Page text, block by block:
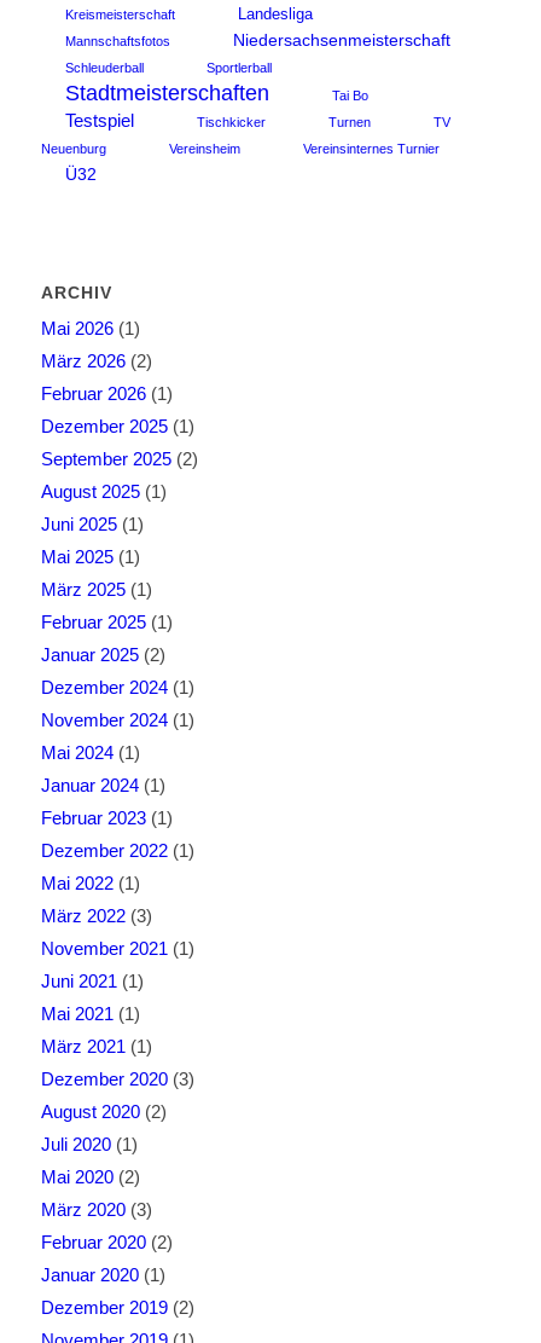
Kreismeisterschaft Landesliga
Mannschaftsfotos Niedersachsenmeisterschaft
Schleuderball Sportlerball
Stadtmeisterschaften Tai Bo
Testspiel Tischkicker Turnen
TV
Neuenburg
Vereinsheim Vereinsinternes Turnier
Ü32
ARCHIV
Mai 2026(1)
März 2026(2)
Februar 2026(1)
Dezember 2025(1)
September 2025(2)
August 2025(1)
Juni 2025(1)
Mai 2025(1)
März 2025(1)
Februar 2025(1)
Januar 2025(2)
Dezember 2024(1)
November 2024(1)
Mai 2024(1)
Januar 2024(1)
Februar 2023(1)
Dezember 2022(1)
Mai 2022(1)
März 2022(3)
November 2021 (1)
Juni 2021 (1)
Mai 2021 (1)
März 2021 (1)
Dezember 2020(3)
August 2020(2)
Juli 2020(1)
Mai 2020(2)
März 2020(3)
Februar 2020(2)
Januar 2020(1)
Dezember 2019(2)